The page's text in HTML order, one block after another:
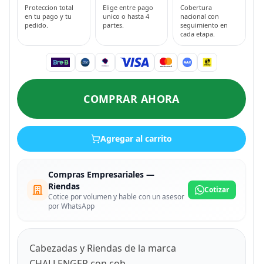
Proteccion total
en tu pago y tu
pedido.
Elige entre pago
unico o hasta 4
partes.
Cobertura
nacional con
seguimiento en
cada etapa.
COMPRAR AHORA
Agregar al carrito
Compras Empresariales —
Riendas
Cotice por volumen y hable con un asesor
por WhatsApp
Cotizar
Cabezadas y Riendas de la marca